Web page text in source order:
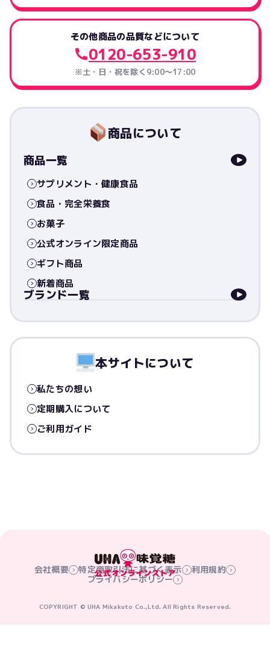
その他商品の品質などについて
0120-653-910
※土・日・祝を除く9:00〜17:00
商品について
商品一覧
サプリメント・健康食品
食品・完全栄養食
お菓子
公式オンライン限定商品
ギフト商品
新着商品
ブランド一覧
本サイトについて
私たちの想い
定期購入について
ご利用ガイド
会社概要 特定商取引法に基づく表示
利用規約
プライバシーポリシー
COPYRIGHT © UHA Mikakuto Co.,Ltd. All Rights Reserved.